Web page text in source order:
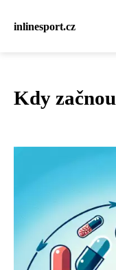
inlinesport.cz
Kdy